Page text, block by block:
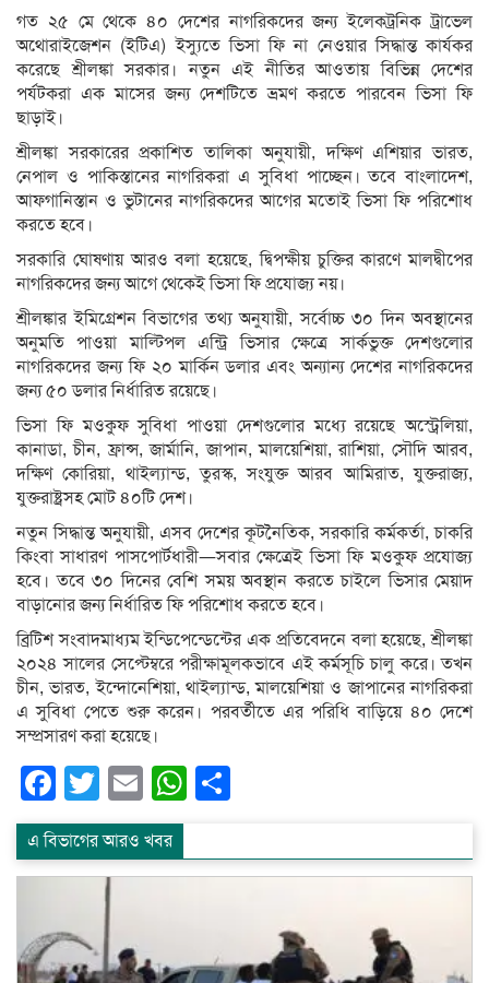
গত ২৫ মে থেকে ৪০ দেশের নাগরিকদের জন্য ইলেকট্রনিক ট্রাভেল
অথোরাইজেশন (ইটিএ) ইস্যুতে ভিসা ফি না নেওয়ার সিদ্ধান্ত কার্যকর
করেছে শ্রীলঙ্কা সরকার। নতুন এই নীতির আওতায় বিভিন্ন দেশের
পর্যটকরা এক মাসের জন্য দেশটিতে ভ্রমণ করতে পারবেন ভিসা ফি
ছাড়াই।
শ্রীলঙ্কা সরকারের প্রকাশিত তালিকা অনুযায়ী, দক্ষিণ এশিয়ার ভারত,
নেপাল ও পাকিস্তানের নাগরিকরা এ সুবিধা পাচ্ছেন। তবে বাংলাদেশ,
আফগানিস্তান ও ভুটানের নাগরিকদের আগের মতোই ভিসা ফি পরিশোধ
করতে হবে।
সরকারি ঘোষণায় আরও বলা হয়েছে, দ্বিপক্ষীয় চুক্তির কারণে মালদ্বীপের
নাগরিকদের জন্য আগে থেকেই ভিসা ফি প্রযোজ্য নয়।
শ্রীলঙ্কার ইমিগ্রেশন বিভাগের তথ্য অনুযায়ী, সর্বোচ্চ ৩০ দিন অবস্থানের
অনুমতি পাওয়া মাল্টিপল এন্ট্রি ভিসার ক্ষেত্রে সার্কভুক্ত দেশগুলোর
নাগরিকদের জন্য ফি ২০ মার্কিন ডলার এবং অন্যান্য দেশের নাগরিকদের
জন্য ৫০ ডলার নির্ধারিত রয়েছে।
ভিসা ফি মওকুফ সুবিধা পাওয়া দেশগুলোর মধ্যে রয়েছে অস্ট্রেলিয়া,
কানাডা, চীন, ফ্রান্স, জার্মানি, জাপান, মালয়েশিয়া, রাশিয়া, সৌদি আরব,
দক্ষিণ কোরিয়া, থাইল্যান্ড, তুরস্ক, সংযুক্ত আরব আমিরাত, যুক্তরাজ্য,
যুক্তরাষ্ট্রসহ মোট ৪০টি দেশ।
নতুন সিদ্ধান্ত অনুযায়ী, এসব দেশের কূটনৈতিক, সরকারি কর্মকর্তা, চাকরি
কিংবা সাধারণ পাসপোর্টধারী—সবার ক্ষেত্রেই ভিসা ফি মওকুফ প্রযোজ্য
হবে। তবে ৩০ দিনের বেশি সময় অবস্থান করতে চাইলে ভিসার মেয়াদ
বাড়ানোর জন্য নির্ধারিত ফি পরিশোধ করতে হবে।
ব্রিটিশ সংবাদমাধ্যম ইন্ডিপেন্ডেন্টের এক প্রতিবেদনে বলা হয়েছে, শ্রীলঙ্কা
২০২৪ সালের সেপ্টেম্বরে পরীক্ষামূলকভাবে এই কর্মসূচি চালু করে। তখন
চীন, ভারত, ইন্দোনেশিয়া, থাইল্যান্ড, মালয়েশিয়া ও জাপানের নাগরিকরা
এ সুবিধা পেতে শুরু করেন। পরবর্তীতে এর পরিধি বাড়িয়ে ৪০ দেশে
সম্প্রসারণ করা হয়েছে।
Facebook
Twitter
EmailWhatsApp
এ বিভাগের আরও খবর